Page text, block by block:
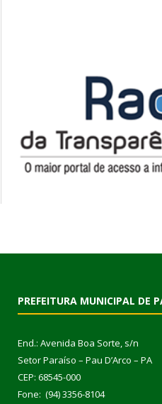
PREFEITURA MUNICIPAL DE
End.: Avenida Boa Sorte, s/n
Setor Paraíso – Pau D’Arco – PA
CEP: 68545-000
Fone: (94) 3356-8104